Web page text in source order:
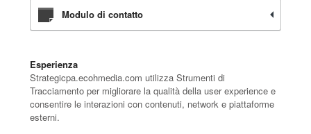
Modulo di contatto
Esperienza
Strategicpa.ecohmedia.com utilizza Strumenti di
Tracciamento per migliorare la qualità della user experience e
consentire le interazioni con contenuti, network e piattaforme
esterni.